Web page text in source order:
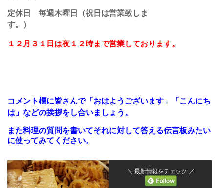
定休日 毎週木曜日（祝日は営業致しま
す。）
１２月３１日は夜１２時まで営業しております。
コメント欄に皆さんで「おはよ うございます」「こんにち
は」などの挨拶をし合いましょう。
また料理の質問を書いてそれに対して答える伝言板みたい
に使ってみてください。
＼ 最新情報をチェック ／